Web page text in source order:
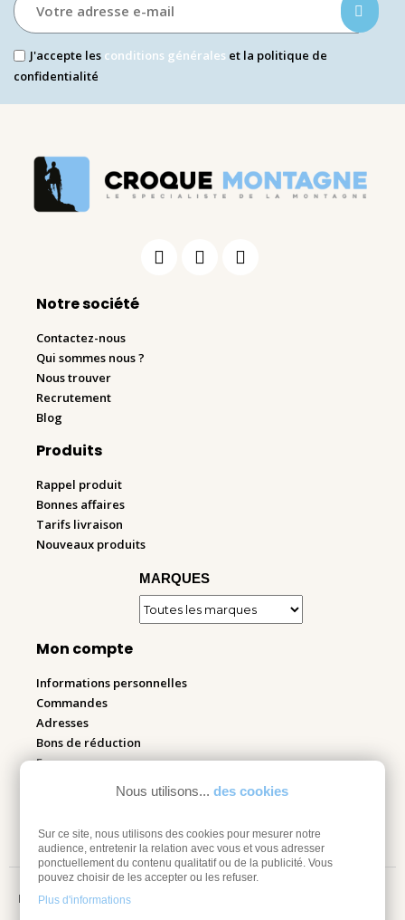
Nous utilisons... des cookies
Sur ce site, nous utilisons des cookies pour mesurer notre
audience, entretenir la relation avec vous et vous adresser
ponctuellement du contenu qualitatif ou de la publicité. Vous
pouvez choisir de les accepter ou les refuser.
Plus d'informations
J'accepte les conditions générales et la politique de
confidentialité
Notre société
Contactez-nous
Qui sommes nous ?
Nous trouver
Recrutement
Blog
Produits
Rappel produit
Bonnes affaires
Tarifs livraison
Nouveaux produits
MARQUES
Mon compte
Informations personnelles
Commandes
Adresses
Bons de réduction
Espace pro
Mentions légales